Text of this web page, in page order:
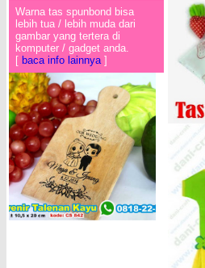
Warna tas spunbond bisa
lebih tua / lebih muda dari
gambar yang tertera di
komputer / gadget anda.
[ baca info lainnya]